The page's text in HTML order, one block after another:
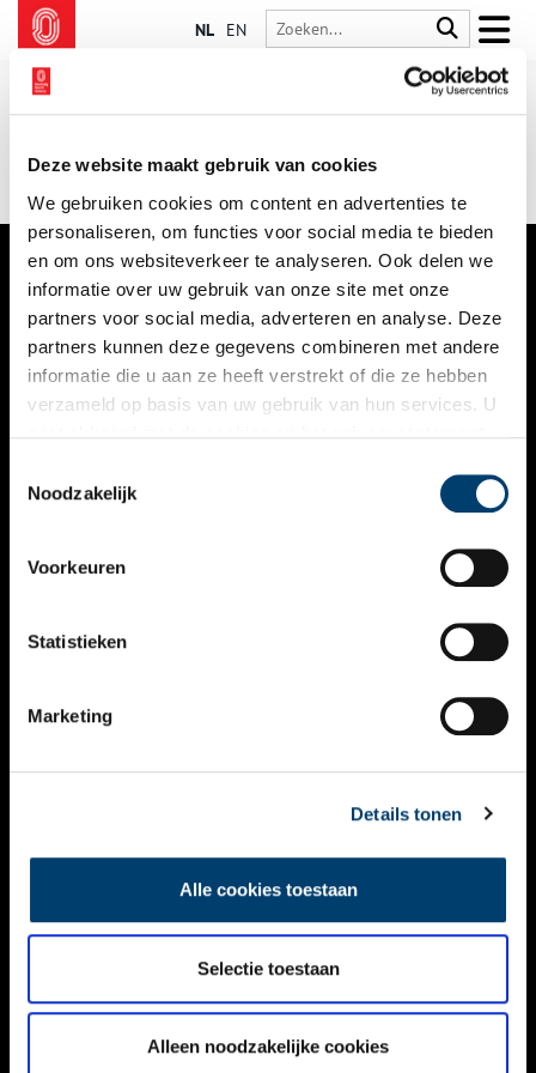
Deze website maakt gebruik van cookies
We gebruiken cookies om content en advertenties te
personaliseren, om functies voor social media te bieden
en om ons websiteverkeer te analyseren. Ook delen we
informatie over uw gebruik van onze site met onze
partners voor social media, adverteren en analyse. Deze
partners kunnen deze gegevens combineren met andere
informatie die u aan ze heeft verstrekt of die ze hebben
verzameld op basis van uw gebruik van hun services. U
Noodzakelijk
Voorkeuren
Statistieken
Marketing
Details tonen
Alle cookies toestaan
Selectie toestaan
Alleen noodzakelijke cookies
NL EN
VERHALEN
NIEUWS
KALENDER
ACTIVITEITEN
NIEUWSBRIEF
DISCLAIMER
TOEGANKELIJKHEID
Volg ONH op social media